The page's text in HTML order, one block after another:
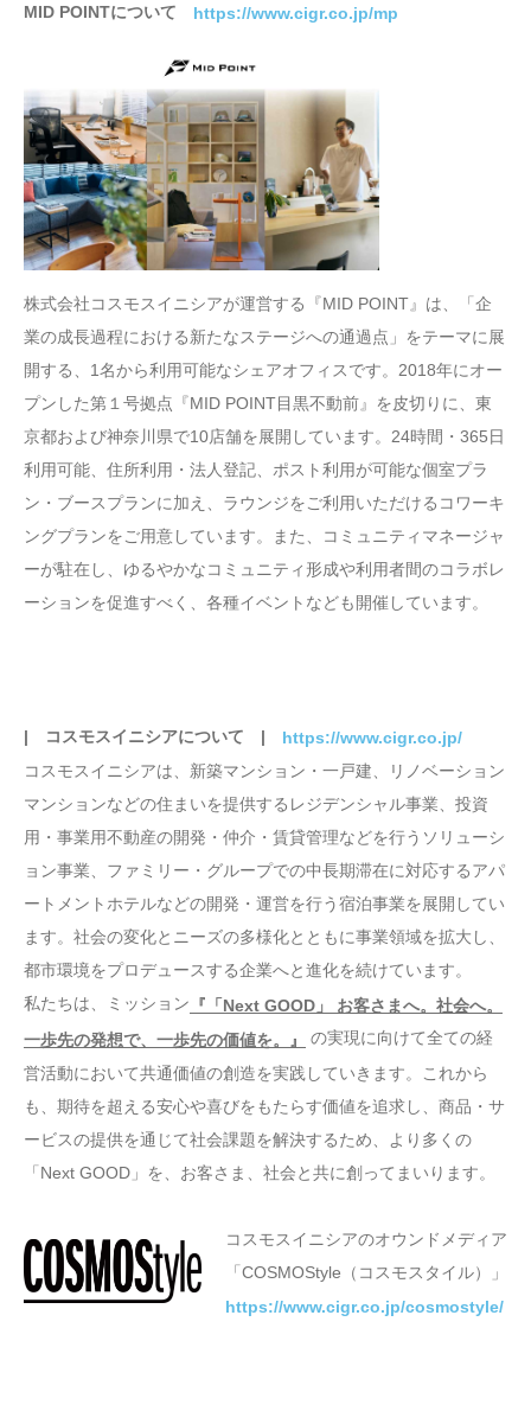
MID POINTについて https://www.cigr.co.jp/mp
株式会社コスモスイニシアが運営する『MID POINT』は、「企
業の成長過程における新たなステージへの通過点」をテーマに展
開する、1名から利用可能なシェアオフィスです。2018年にオー
プンした第１号拠点『MID POINT目黒不動前』を皮切りに、東
京都および神奈川県で10店舗を展開しています。24時間・365日
利用可能、住所利用・法人登記、ポスト利用が可能な個室プラ
ン・ブースプランに加え、ラウンジをご利用いただけるコワーキ
ングプランをご用意しています。また、コミュニティマネージャ
ーが駐在し、ゆるやかなコミュニティ形成や利用者間のコラボレ
ーションを促進すべく、各種イベントなども開催しています。
| コスモスイニシアについて | https://www.cigr.co.jp/
コスモスイニシアは、新築マンション・一戸建、リノベーション
マンションなどの住まいを提供するレジデンシャル事業、投資
用・事業用不動産の開発・仲介・賃貸管理などを行うソリューシ
ョン事業、ファミリー・グループでの中長期滞在に対応するアパ
ートメントホテルなどの開発・運営を行う宿泊事業を展開してい
ます。社会の変化とニーズの多様化とともに事業領域を拡大し、
都市環境をプロデュースする企業へと進化を続けています。
私たちは、ミッション 『「Next GOOD」 お客さまへ。社会へ。
⼀歩先の発想で、⼀歩先の価値を。』
の実現に向けて全ての経
営活動において共通価値の創造を実践していきます。これから
も、期待を超える安心や喜びをもたらす価値を追求し、商品・サ
ービスの提供を通じて社会課題を解決するため、より多くの
「Next GOOD」を、お客さま、社会と共に創ってまいります。
コスモスイニシアのオウンドメディア
「COSMOStyle（コスモスタイル）」
https://www.cigr.co.jp/cosmostyle/